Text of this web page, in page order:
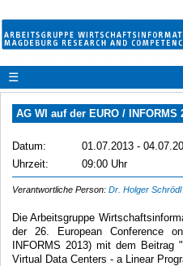
☰
AG WI auf der EURO / INFORMS
Datum:
01.07.2013 -
Uhrzeit:
09:00 Uhr
Verantwortliche Person: Dr. Holger Schrödl
Die Arbeitsgruppe
der 26. European Conference
INFORMS 2013) mit dem
Virtual Data Centers - a Linear